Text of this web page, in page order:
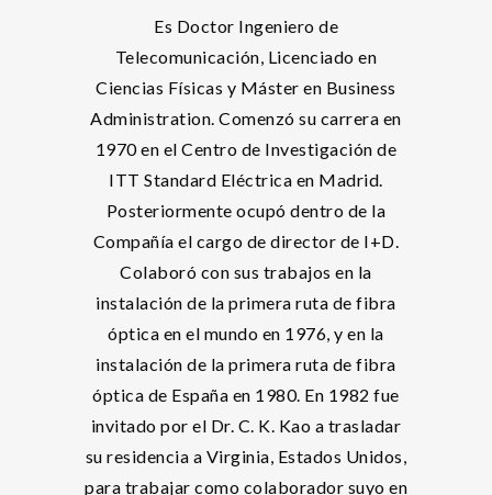
Es Doctor Ingeniero de
Telecomunicación, Licenciado en
Ciencias Físicas y Máster en Business
Administration. Comenzó su carrera en
1970 en el Centro de Investigación de
ITT Standard Eléctrica en Madrid.
Posteriormente ocupó dentro de la
Compañía el cargo de director de I+D.
Colaboró con sus trabajos en la
instalación de la primera ruta de fibra
óptica en el mundo en 1976, y en la
instalación de la primera ruta de fibra
óptica de España en 1980. En 1982 fue
invitado por el Dr. C. K. Kao a trasladar
su residencia a Virginia, Estados Unidos,
para trabajar como colaborador suyo en